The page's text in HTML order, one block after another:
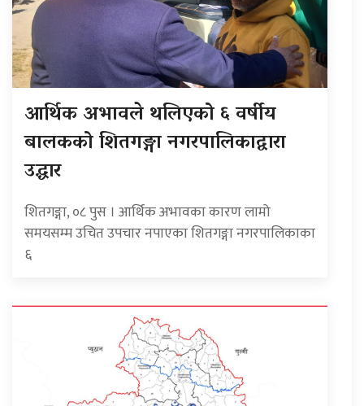
आर्थिक अभावले थलिएको ६ वर्षीय
बालकको शितगङ्गा नगरपालिकाद्वारा
उद्धार
शितगङ्गा, ०८ पुस । आर्थिक अभावका कारण लामो
समयसम्म उचित उपचार नपाएका शितगङ्गा नगरपालिकाका
६